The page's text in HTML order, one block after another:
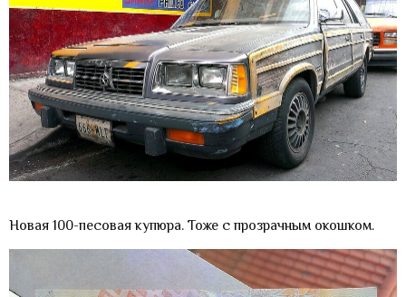
Новая 100-песовая купюра. Тоже с прозрачным окошком.